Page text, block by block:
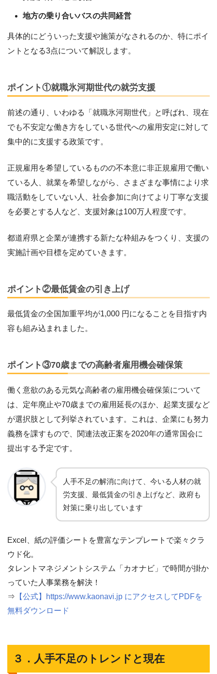
地方の乗り合いバスの共同経営
具体的にどういった支援や施策がなされるのか、特にポイ
ントとなる3点について解説します。
ポイント①就職氷河期世代の就労支援
前述の通り、いわゆる「就職氷河期世代」と呼ばれ、現在
でも不安定な働き方をしている世代への雇用安定に対して
集中的に支援する政策です。
正規雇用を希望しているものの不本意に非正規雇用で働い
ている人、就業を希望しながら、さまざまな事情により求
職活動をしていない人、社会参加に向けてより丁寧な支援
を必要とする人など、支援対象は100万人程度です。
都道府県と企業が連携する新たな枠組みをつくり、支援の
実施計画や目標を定めていきます。
ポイント②最低賃金の引き上げ
最低賃金の全国加重平均が1,000 円になることを目指す内
容も組み込まれました。
ポイント③70歳までの高齢者雇用機会確保策
働く意欲のある元気な高齢者の雇用機会確保策について
は、定年廃止や70歳までの雇用延長のほか、起業支援など
が選択肢として列挙されています。これは、企業にも努力
義務を課すもので、関連法改正案を2020年の通常国会に
提出する予定です。
人手不足の解消に向けて、今いる人材の就
労支援、最低賃金の引き上げなど、政府も
対策に乗り出しています
Excel、紙の評価シートを豊富なテンプレートで楽々クラ
ウド化。
タレントマネジメントシステム「カオナビ」で時間が掛か
っていた人事業務を解決！
⇒ 【公式】https://www.kaonavi.jp にアクセスしてPDFを
無料ダウンロード
３．人手不足のトレンドと現在